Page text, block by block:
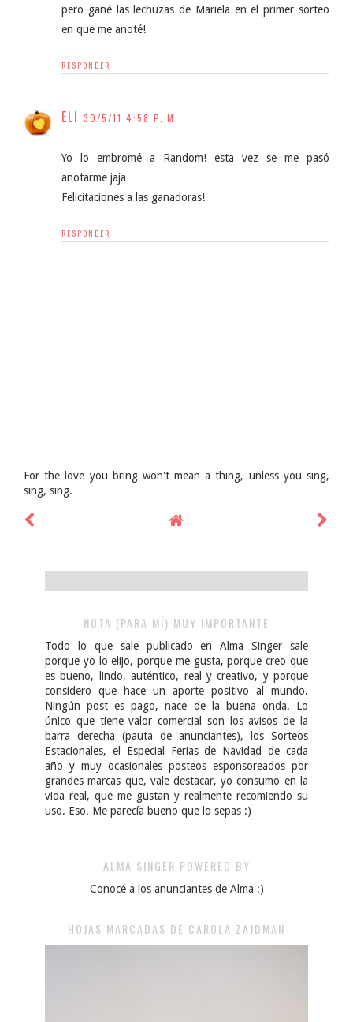
pero gané las lechuzas de Mariela en el primer sorteo
en que me anoté!
RESPONDER
ELI 30/5/11 4:58 P. M.
Yo lo embromé a Random! esta vez se me pasó
anotarme jaja
Felicitaciones a las ganadoras!
RESPONDER
For the love you bring won't mean a thing, unless you sing,
sing, sing.
NOTA (PARA MÍ) MUY IMPORTANTE
Todo lo que sale publicado en Alma Singer sale
porque yo lo elijo, porque me gusta, porque creo que
es bueno, lindo, auténtico, real y creativo, y porque
considero que hace un aporte positivo al mundo.
Ningún post es pago, nace de la buena onda. Lo
único que tiene valor comercial son los avisos de la
barra derecha (pauta de anunciantes), los Sorteos
Estacionales, el Especial Ferias de Navidad de cada
año y muy ocasionales posteos esponsoreados por
grandes marcas que, vale destacar, yo consumo en la
vida real, que me gustan y realmente recomiendo su
uso. Eso. Me parecía bueno que lo sepas :)
ALMA SINGER POWERED BY
Conocé a los anunciantes de Alma :)
HOJAS MARCADAS DE CAROLA ZAJDMAN